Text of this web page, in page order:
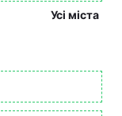
Усі міста